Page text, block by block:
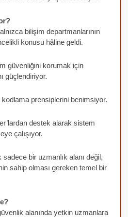
bilişim departmanlarının
konusu hâline geldi.
güvenliğini korumak için
güçlendiriyor.
kodlama prensiplerini benimsiyor.
destek alarak sistem
çalışıyor.
bir uzmanlık alanı değil,
sahip olması gereken temel bir
alanında yetkin uzmanlara